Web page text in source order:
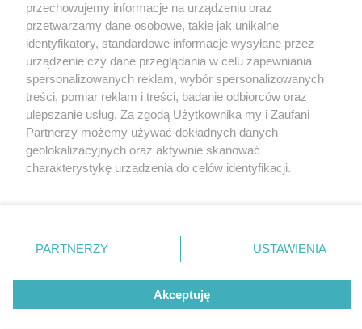
Nie zapomnij
zapoznać się z:
polityką prywatności
Twojemiasto
Piekary Śląskie
Chorzów
Tarnowskie Góry
Gliwice
Skontakuj sięz nami
Kontakt
Redakcja
Newsletter
przechowujemy informacje na urządzeniu oraz
przetwarzamy dane osobowe, takie jak unikalne
identyfikatory, standardowe informacje wysyłane przez
urządzenie czy dane przeglądania w celu zapewniania
spersonalizowanych reklam, wybór spersonalizowanych
treści, pomiar reklam i treści, badanie odbiorców oraz
ulepszanie usług. Za zgodą Użytkownika my i Zaufani
Partnerzy możemy używać dokładnych danych
geolokalizacyjnych oraz aktywnie skanować
charakterystykę urządzenia do celów identyfikacji.
zmienić/wycofać klikając przycisk ustawień prywatności
znajdujący się w lewym dolnym rogu strony
rodzaje przetwarzania danych nie wymagają zgody
użytkownika, ale masz prawo sprzeciwić się takiemu
przetwarzaniu. Preferencje będą miały zastosowania tylko
PARTNERZY USTAWIENIA
Akceptuję